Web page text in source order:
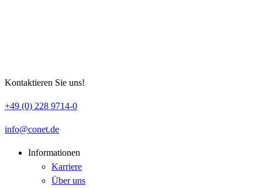
Kontaktieren Sie uns!
+49 (0) 228 9714-0
info conet de
Informationen
Karriere
Über uns